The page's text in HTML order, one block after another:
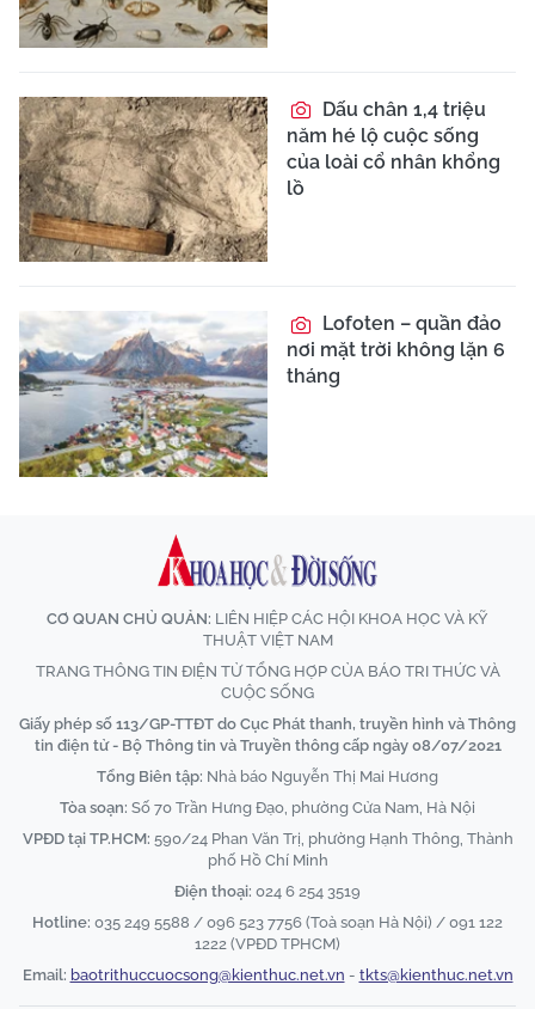
Dấu chân 1,4 triệu
năm hé lộ cuộc sống
của loài cổ nhân khổng
lồ
Lofoten – quần đảo
nơi mặt trời không lặn 6
tháng
CƠ QUAN CHỦ QUẢN: LIÊN HIỆP CÁC HỘI KHOA HỌC VÀ KỸ
THUẬT VIỆT NAM
TRANG THÔNG TIN ĐIỆN TỬ TỔNG HỢP CỦA BÁO TRI THỨC VÀ
CUỘC SỐNG
Giấy phép số 113/GP-TTĐT do Cục Phát thanh, truyền hình và Thông
tin điện tử - Bộ Thông tin và Truyền thông cấp ngày 08/07/2021
Tổng Biên tập: Nhà báo Nguyễn Thị Mai Hương
Tòa soạn: Số 70 Trần Hưng Đạo, phường Cửa Nam, Hà Nội
VPĐD tại TP.HCM: 590/24 Phan Văn Trị, phường Hạnh Thông, Thành
phố Hồ Chí Minh
Điện thoại: 024 6 254 3519
Hotline: 035 249 5588 / 096 523 7756 (Toà soạn Hà Nội) / 091 122
1222 (VPĐD TPHCM)
Email: baotrithuccuocsong@kienthuc.net.vn - tkts@kienthuc.net.vn